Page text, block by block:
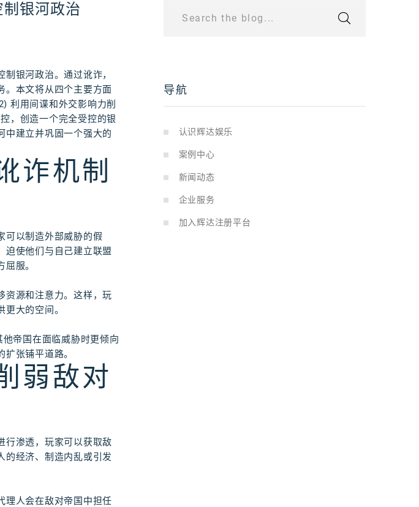
银河政治
银河政治。通过讹诈，
。本文将从四个主要方面
利用间谍和外交影响力削
，创造一个完全受控的银
中建立并巩固一个强大的
诈机制
可以制造外部威胁的假
迫使他们与自己建立联盟
服。
资源和注意力。这样，玩
大的空间。
帝国在面临威胁时更倾向
张铺平道路。
弱敌对
行渗透，玩家可以获取敌
的经济、制造内乱或引发
理人会在敌对帝国中担任
Search the blog...
导航
认识辉达娱乐
案例中心
新闻动态
企业服务
加入辉达注册平台